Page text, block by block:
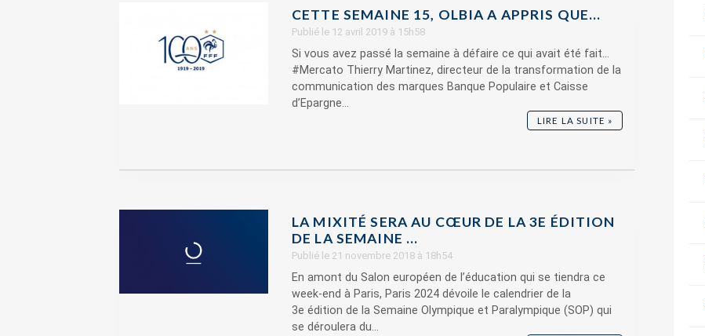
CETTE SEMAINE 15, OLBIA A APPRIS QUE…
Publié le 12 avril 2019 à 15h58
Si vous avez passé la semaine à défaire ce qui avait été fait...
#Mercato Thierry Martinez, directeur de la transformation de la
communication des marques Banque Populaire et Caisse
d’Epargne...
LIRE LA SUITE »
LA MIXITÉ SERA AU CŒUR DE LA 3E ÉDITION
DE LA SEMAINE ...
Publié le 21 novembre 2018 à 18h54
En amont du Salon européen de l’éducation qui se tiendra ce
week-end à Paris, Paris 2024 dévoile le calendrier de la
3e édition de la Semaine Olympique et Paralympique (SOP) qui
se déroulera du...